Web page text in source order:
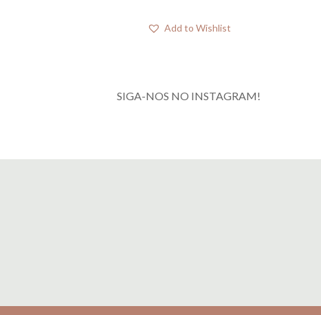
Add to Wishlist
SIGA-NOS NO INSTAGRAM!